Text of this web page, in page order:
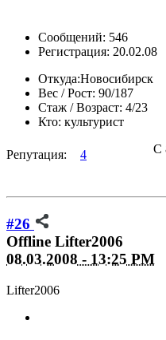
Сообщений: 546
Регистрация: 20.02.08
Откуда:Новосибирск
Вес / Рост: 90/187
Стаж / Возраст: 4/23
Кто: культурист
Репутация: 4
С
#26
Offline Lifter2006
08.03.2008 - 13:25 PM
Lifter2006